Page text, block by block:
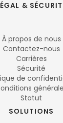
&
À propos de nous
Contactez-nous
Carrières
Sécurité
de
Statut
SOLUTIONS